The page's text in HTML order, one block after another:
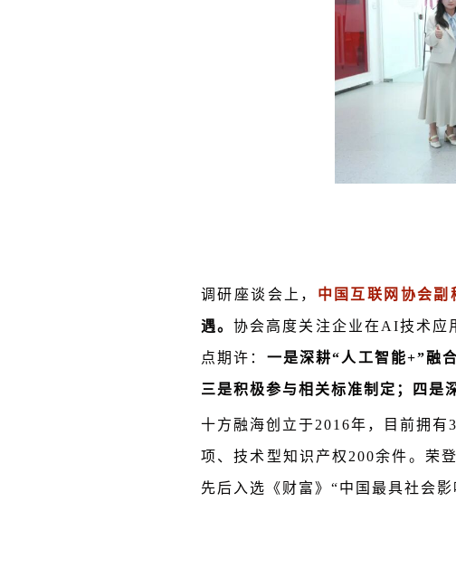
调研座谈会上， 中国互联网协会副
遇。协会高度关注企业在AI技术应
点期许： 一是深耕“人工智能+”融
三是积极参与相关标准制定；四是
十方融海创立于2016年，目前拥
项、技术型知识产权200余件。荣
先后入选《财富》“中国最具社会